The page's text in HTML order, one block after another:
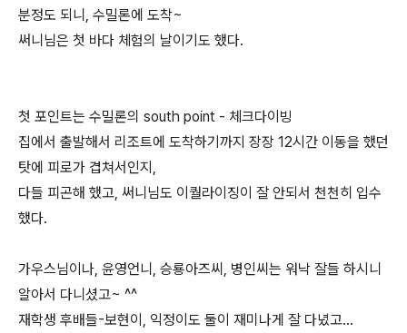
분정도 되니, 수밀론에 도착~
써니님은 첫 바다 체험의 날이기도 했다.
첫 포인트는 수밀론의 south point - 체크다이빙
집에서 출발해서 리조트에 도착하기까지 장장 12시간 이동을 했던
탓에 피로가 겹쳐서인지,
다들 피곤해 했고, 써니님도 이퀄라이징이 잘 안되서 천천히 입수
했다.
가우스님이나, 윤영언니, 승룡아즈씨, 병인씨는 워낙 잘들 하시니
알아서 다니셨고~ ^^
재학생 후배들-보현이, 익정이도 둘이 재미나게 잘 다녔고...